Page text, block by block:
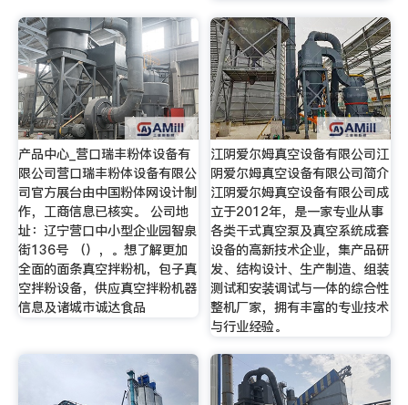
产品中心_营口瑞丰粉体设备有
限公司营口瑞丰粉体设备有限公
司官方展台由中国粉体网设计制
作，工商信息已核实。 公司地
址：辽宁营口中小型企业园智泉
街136号 （），。想了解更加
全面的面条真空拌粉机，包子真
空拌粉设备，供应真空拌粉机器
信息及诸城市诚达食品
江阴爱尔姆真空设备有限公司江
阴爱尔姆真空设备有限公司简介
江阴爱尔姆真空设备有限公司成
立于2012年，是一家专业从事
各类干式真空泵及真空系统成套
设备的高新技术企业，集产品研
发、结构设计、生产制造、组装
测试和安装调试与一体的综合性
整机厂家，拥有丰富的专业技术
与行业经验。